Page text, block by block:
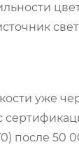
уже
после 50